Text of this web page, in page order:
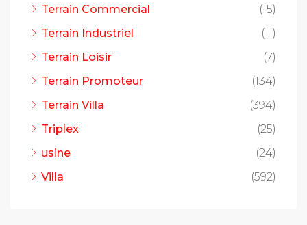
Terrain Commercial
(15)
Terrain Industriel
(11)
Terrain Loisir
(7)
Terrain Promoteur
(134)
Terrain Villa
(394)
Triplex
(25)
usine
(24)
Villa
(592)